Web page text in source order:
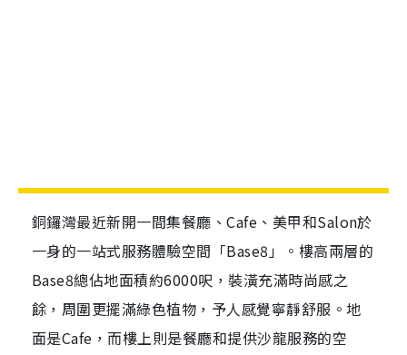
銅鑼灣最近新開一間集餐廳、Cafe、美甲和Salon於
一身的一站式服務體驗空間「Base8」。樓高兩層的
Base8總佔地面積約6000呎，裝潢充滿時尚感之
餘，周圍更擺滿綠色植物，予人感覺寧靜舒服。地
面是Cafe，而樓上則是餐廳和提供沙龍服務的空